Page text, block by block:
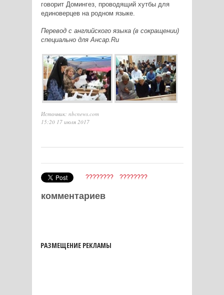
говорит Домингез, проводящий хутбы для
единоверцев на родном языке.
Перевод с английского языка (в сокращении)
специально для Ансар.Ru
Источник: nbcnews.com
15:20 17 июля 2017
???????? ????????
комментариев
РАЗМЕЩЕНИЕ РЕКЛАМЫ